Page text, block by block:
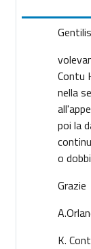
Contu
nella
poi la
o
Grazie
K.